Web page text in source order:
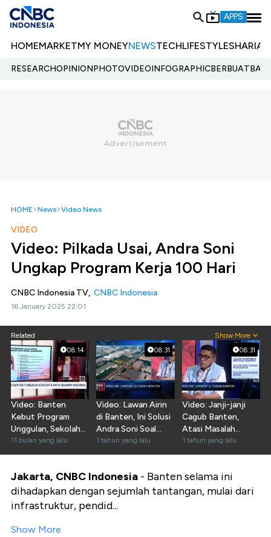
APPS
HOMEMARKETMY MONEYNEWSTECHLIFESTYLESHARIA
RESEARCHOPINIONPHOTOVIDEOINFOGRAPHIC
HOME News Video News
VIDEO
Video: Pilkada Usai, Andra Soni
Ungkap Program Kerja 100 Hari
CNBC Indonesia TV, CNBC Indonesia
16 January 2025 22:01
Related Show More
08:14
Video: Banten
Kebut Program
Unggulan, Sekolah
Gratis Hingga Bang
Andra
11 bulan yang lalu
08:31
Video: Lawan Airin
di Banten, Ini Solusi
Andra Soni Soal
PHK-Investasi
1 tahun yang lalu
08:31
Video: Janji-janji
Cagub Banten,
Atasi Masalah
Kemacetan Hingga
Banjir
1 tahun yang lalu
Jakarta, CNBC Indonesia - Banten selama ini
dihadapkan dengan sejumlah tantangan, mulai dari
infrastruktur, pendid...
Show More